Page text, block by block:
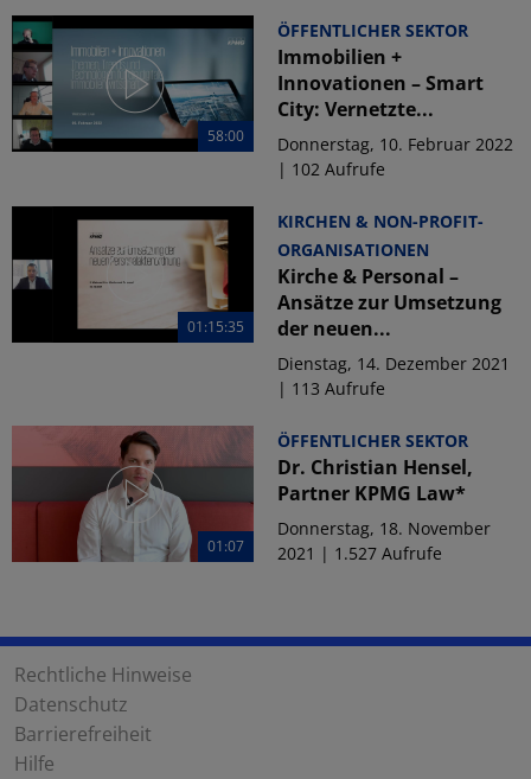
58:00
ÖFFENTLICHER SEKTOR
Immobilien +
Innovationen – Smart
City: Vernetzte...
Donnerstag, 10. Februar 2022
| 102 Aufrufe
01:15:35
KIRCHEN & NON-PROFIT-
ORGANISATIONEN
Kirche & Personal –
Ansätze zur Umsetzung
der neuen...
Dienstag, 14. Dezember 2021
| 113 Aufrufe
01:07
ÖFFENTLICHER SEKTOR
Dr. Christian Hensel,
Partner KPMG Law*
Donnerstag, 18. November
2021 | 1.527 Aufrufe
Rechtliche Hinweise
Datenschutz
Barrierefreiheit
Hilfe